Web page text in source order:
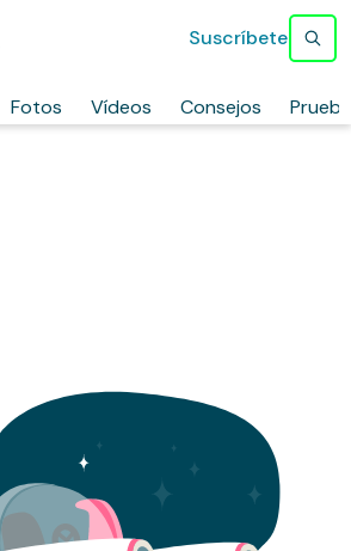
Fotos Vídeos Consejos
Suscríbete